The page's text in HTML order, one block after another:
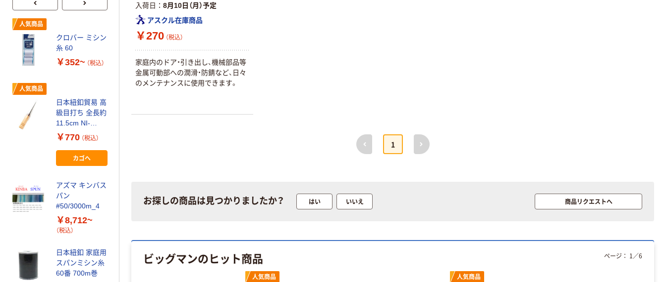
入荷日
8月10日（月）予定
アスクル在庫商品
￥270 （税込）
家庭内のドア・引き出し、機械部品等
金属可動部への潤滑・防錆など、日々
のメンテナンスに使用できます。
前へ
1
次へ
お探しの商品は見つかりましたか？ はい いいえ 商品リクエストへ
ビッグマンのヒット商品
人気商品 人気商品
ページ： 1 ／6
人気商品
クロバー ミシン
糸 60
￥352~ （税込）
人気商品
日本紐釦貿易 高
級目打ち 全長約
11.5cm NI-
02431 1個
￥770 （税込）
カゴへ
アズマ キンバス
パン
#50/3000m_4
￥8,712~
（税込）
日本紐釦 家庭用
スパンミシン糸
60番 700m巻
フジックス
FUJIX シャッペ
スパン普通地家
庭用ミシン糸
【大巻】 #60
700m FK55
￥772~ （税込）
フジボウテキス
￥2,153~
ルバー F2-78-
30 1セット(30
￥4,396 （税込）
タン糸（家庭用
フジックス ファ
￥5,229~
人気商品
02431 1個
￥770 （税込）